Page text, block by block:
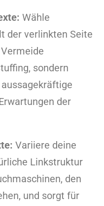
Wähle
der verlinkten Seite
sondern
der
Variiere deine
Linkstruktur
den
und sorgt für